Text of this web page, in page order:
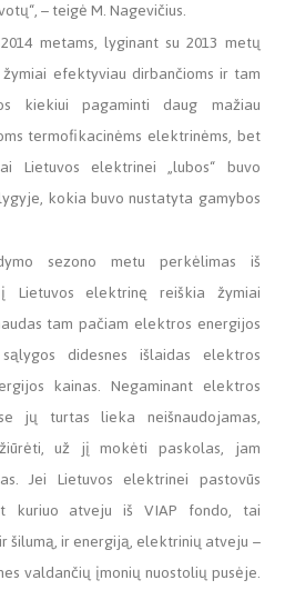
– teigė M. Nagevičius.
metams, lyginant su 2013 metų
efektyviau dirbančioms ir tam
kiekiui pagaminti daug mažiau
termofikacinėms elektrinėms, bet
Lietuvos elektrinei „lubos“ buvo
kokia buvo nustatyta gamybos
sezono metu perkėlimas iš
Lietuvos elektrinę reiškia žymiai
tam pačiam elektros energijos
didesnes išlaidas elektros
kainas. Negaminant elektros
jų turtas lieka neišnaudojamas,
už jį mokėti paskolas, jam
Jei Lietuvos elektrinei pastovūs
kuriuo atveju iš VIAP fondo, tai
šilumą, ir energiją, elektrinių atveju –
valdančių įmonių nuostolių pusėje.